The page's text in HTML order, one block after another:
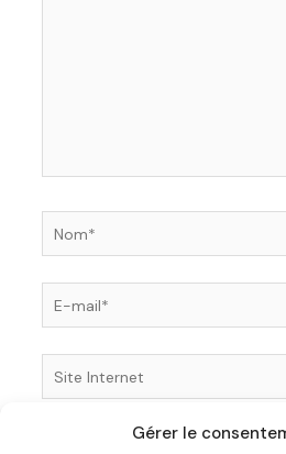
Gérer le
Nom*
E-
mail*
Site
Internet